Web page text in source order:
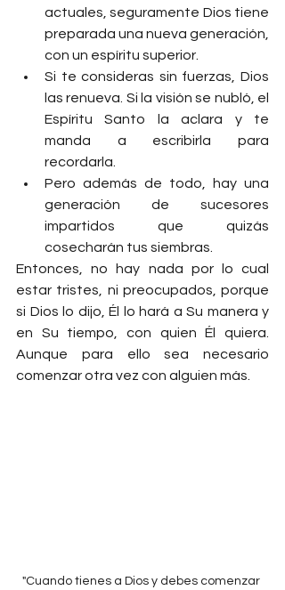
actuales, seguramente Dios tiene
preparada una nueva generación,
con un espíritu superior.
Si te consideras sin fuerzas, Dios
las renueva. Si la visión se nubló, el
Espíritu Santo la aclara y te
manda a escribirla para
recordarla.
Pero además de todo, hay una
generación de sucesores
impartidos que quizás
cosecharán tus siembras.
Entonces, no hay nada por lo cual
estar tristes, ni preocupados, porque
si Dios lo dijo, Él lo hará a Su manera y
en Su tiempo, con quien Él quiera.
Aunque para ello sea necesario
comenzar otra vez con alguien más.
"Cuando tienes a Dios y debes comenzar